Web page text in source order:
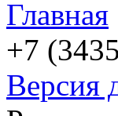
+7
Версия